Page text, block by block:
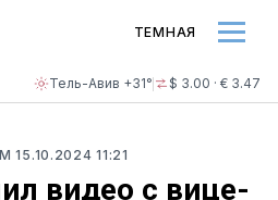
Тель-Авив +31° $ 3.00 · € 3.47
ТЕМНАЯ
15.10.2024 11:21
видео с вице-